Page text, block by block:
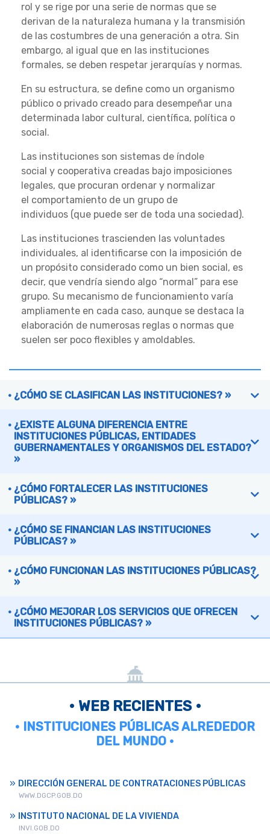
rol y se rige por una serie de normas que se
derivan de la naturaleza humana y la transmisión
de las costumbres de una generación a otra. Sin
embargo, al igual que en las instituciones
formales, se deben respetar jerarquías y normas.
En su estructura, se define como un organismo
público o privado creado para desempeñar una
determinada labor cultural, científica, política o
social.
Las instituciones son sistemas de índole
social y cooperativa creadas bajo imposiciones
legales, que procuran ordenar y normalizar
el comportamiento de un grupo de
individuos (que puede ser de toda una sociedad).
Las instituciones trascienden las voluntades
individuales, al identificarse con la imposición de
un propósito considerado como un bien social, es
decir, que vendría siendo algo “normal” para ese
grupo. Su mecanismo de funcionamiento varía
ampliamente en cada caso, aunque se destaca la
elaboración de numerosas reglas o normas que
suelen ser poco flexibles y amoldables.
¿CÓMO SE CLASIFICAN LAS INSTITUCIONES? »
¿EXISTE ALGUNA DIFERENCIA ENTRE
INSTITUCIONES PÚBLICAS, ENTIDADES
GUBERNAMENTALES Y ORGANISMOS DEL ESTADO?
»
¿CÓMO FORTALECER LAS INSTITUCIONES
PÚBLICAS? »
¿CÓMO SE FINANCIAN LAS INSTITUCIONES
PÚBLICAS? »
¿CÓMO FUNCIONAN LAS INSTITUCIONES PÚBLICAS?
»
¿CÓMO MEJORAR LOS SERVICIOS QUE OFRECEN
INSTITUCIONES PÚBLICAS? »
• WEB RECIENTES •
• INSTITUCIONES PÚBLICAS ALREDEDOR
DEL MUNDO •
DIRECCIÓN GENERAL DE CONTRATACIONES PÚBLICAS
WWW.DGCP.GOB.DO
INSTITUTO NACIONAL DE LA VIVIENDA
INVI.GOB.DO